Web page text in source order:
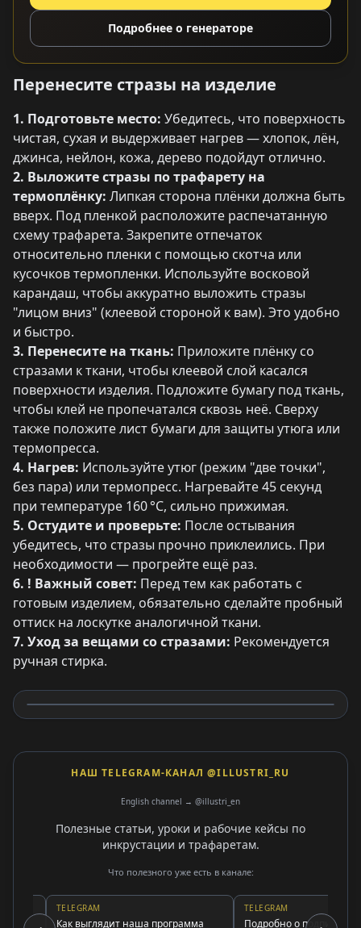
Подробнее о генераторе
Перенесите стразы на изделие
1. Подготовьте место: Убедитесь, что поверхность
чистая, сухая и выдерживает нагрев — хлопок, лён,
джинса, нейлон, кожа, дерево подойдут отлично.
2. Выложите стразы по трафарету на
термоплёнку: Липкая сторона плёнки должна быть
вверх. Под пленкой расположите распечатанную
схему трафарета. Закрепите отпечаток
относительно пленки с помощью скотча или
кусочков термопленки. Используйте восковой
карандаш, чтобы аккуратно выложить стразы
"лицом вниз" (клеевой стороной к вам). Это удобно
и быстро.
3. Перенесите на ткань: Приложите плёнку со
стразами к ткани, чтобы клеевой слой касался
поверхности изделия. Подложите бумагу под ткань,
чтобы клей не пропечатался сквозь неё. Сверху
также положите лист бумаги для защиты утюга или
термопресса.
4. Нагрев: Используйте утюг (режим "две точки",
без пара) или термопресс. Нагревайте 45 секунд
при температуре 160 °C, сильно прижимая.
5. Остудите и проверьте: После остывания
убедитесь, что стразы прочно приклеились. При
необходимости — прогрейте ещё раз.
6. ! Важный совет: Перед тем как работать с
готовым изделием, обязательно сделайте пробный
оттиск на лоскутке аналогичной ткани.
7. Уход за вещами со стразами: Рекомендуется
ручная стирка.
НАШ TELEGRAM-КАНАЛ @ILLUSTRI_RU
English channel → @illustri_en
Полезные статьи, уроки и рабочие кейсы по
инкрустации и трафаретам.
Что полезного уже есть в канале:
TELEGRAM
Как выглядит наша программа
TELEGRAM
Подробно о подписке и